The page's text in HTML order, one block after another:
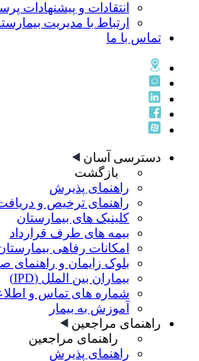
انتقادات و پیشنهادات
ارتباط با مدیریت
تماس با ما
دسترسی آسان
بازگشت
راهنمای پذيرش
راهنمای ترخيص و
کلینیک های بیمارستان
بیمه های طرف قرارداد
امکانات رفاهی
بلوک زایمان و راهنمای
بیماران بین الملل (IPD)
شماره های تماس و
آموزش به بیمار
راهنمای مراجعین
راهنمای مراجعین
راهنمای پذیرش